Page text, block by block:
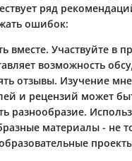
ряд
ошибок:
вместе. Участвуйте в
возможность
отзывы. Изучение
и рецензий может
разнообразие.
материалы - не